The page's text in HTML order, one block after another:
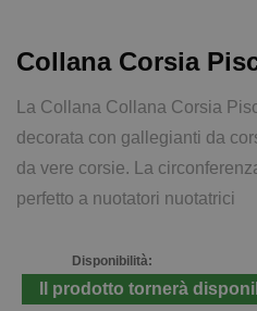
Collana Corsia
La Collana Collana Corsia
decorata con gallegianti da
da vere corsie. La
perfetto a nuotatori nuotatrici
Disponibilità:
Il prodotto tornerà